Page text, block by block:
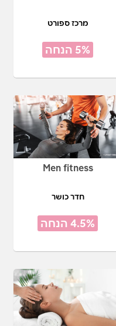
מרכז ספורט
5% הנחה
Men fitness
חדר כושר
4.5% הנחה